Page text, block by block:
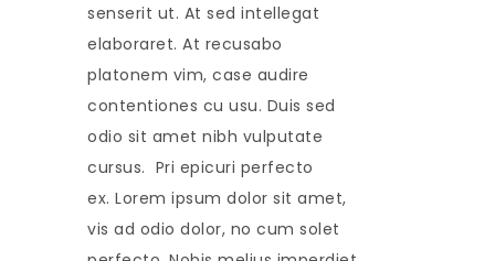
senserit ut. At sed intellegat
elaboraret. At recusabo
platonem vim, case audire
contentiones cu usu. Duis sed
odio sit amet nibh vulputate
cursus. Pri epicuri perfecto
ex. Lorem ipsum dolor sit amet,
vis ad odio dolor, no cum solet